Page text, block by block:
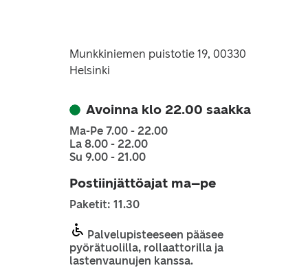
Munkkiniemen puistotie 19, 00330
Helsinki
Avoinna klo 22.00 saakka
Ma-Pe 7.00 - 22.00
La 8.00 - 22.00
Su 9.00 - 21.00
Postiinjättöajat ma–pe
Paketit: 11.30
Palvelupisteeseen pääsee
pyörätuolilla, rollaattorilla ja
lastenvaunujen kanssa.